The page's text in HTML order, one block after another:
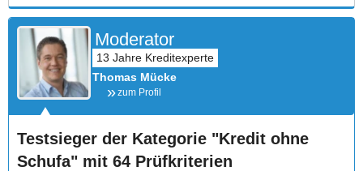
Moderator
Thomas Mücke
zum Profil
Testsieger der Kategorie "Kredit ohne
Schufa" mit 64 Prüfkriterien